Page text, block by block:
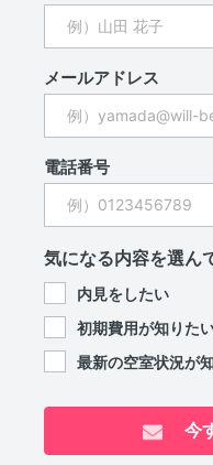
メールアドレス
電話番号
気になる内容を選ん
内見をしたい
初期費用が知りた
最新の空室状況が
今